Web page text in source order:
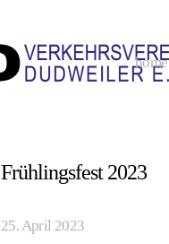
home
Frühlingsfest 2023
25. April 2023